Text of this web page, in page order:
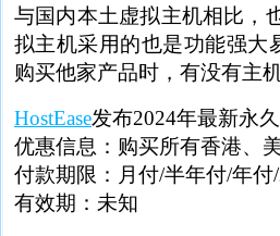
与国内本土虚拟主机相比，
拟主机采用的也是功能强大
购买他家产品时，有没有主
HostEase发布2024年最新永
优惠信息：购买所有香港、
付款期限：月付/半年付/年付
有效期：未知